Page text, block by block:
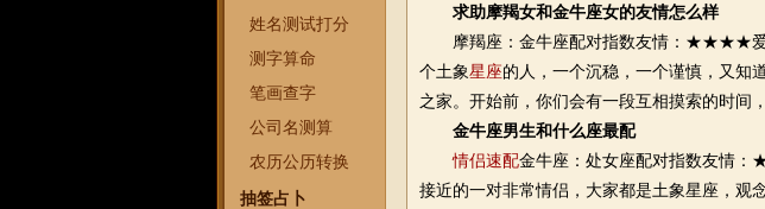
姓名测试打分
测字算命
笔画查字
公司名测算
农历公历转换
抽签占卜
求助摩羯女和金牛座女的友情怎么样
摩羯座：金牛座配对指数友情：★★★★
个土象星座的人，一个沉稳，一个谨慎，又知
之家。开始前，你们会有一段互相摸索的时间
金牛座男生和什么座最配
情侣速配金牛座：处女座配对指数
接近的一对非常情侣，大家都是土象星座，观